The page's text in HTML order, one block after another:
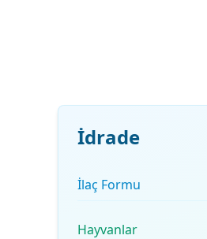
İdrade
İlaç Formu
Hayvanlar